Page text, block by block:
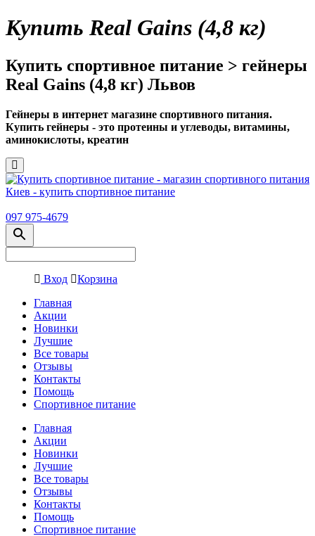
Купить Real Gains (4,8 кг)
Купить спортивное питание > гейнеры
Real Gains (4,8 кг) Львов
Гейнеры в интернет магазине спортивного питания.
Купить гейнеры - это протеины и углеводы, витамины,
аминокислоты, креатин
097 975-4679
Вход
Корзина
Главная
Акции
Новинки
Лучшие
Все товары
Отзывы
Контакты
Помощь
Спортивное питание
Главная
Акции
Новинки
Лучшие
Все товары
Отзывы
Контакты
Помощь
Спортивное питание